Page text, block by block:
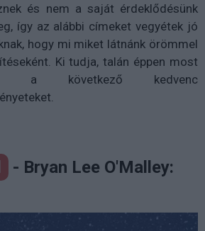
és nem a saját érdeklődésünk
így az alábbi címeket vegyétek jó
hogy mi miket látnánk örömmel
Ki tudja, talán éppen most
a következő kedvenc
- Bryan Lee O'Malley: